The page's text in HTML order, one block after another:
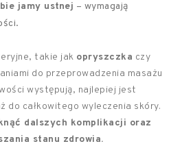
jamy ustnej – wymagają
takie jak opryszczka czy
do przeprowadzenia masażu
występują, najlepiej jest
do całkowitego wyleczenia skóry.
dalszych komplikacji oraz
stanu zdrowia.